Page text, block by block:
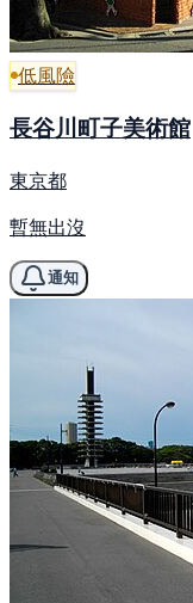
低風險
長谷川町子美術館
東京都
暫無出沒
通知